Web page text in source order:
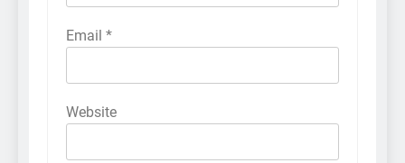
Email *
Website